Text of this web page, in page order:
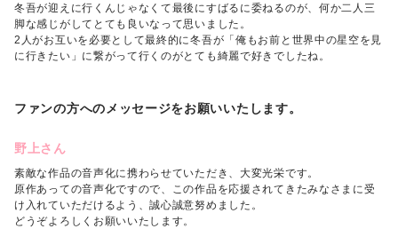
冬吾が迎えに行くんじゃなくて最後にすばるに委ねるのが、何か二人三
脚な感じがしてとても良いなって思いました。
2人がお互いを必要として最終的に冬吾が「俺もお前と世界中の星空を見
に行きたい」に繋がって行くのがとても綺麗で好きでしたね。
ファンの方へのメッセージをお願いいたします。
野上さん
素敵な作品の音声化に携わらせていただき、大変光栄です。
原作あっての音声化ですので、この作品を応援されてきたみなさまに受
け入れていただけるよう、誠心誠意努めました。
どうぞよろしくお願いいたします。